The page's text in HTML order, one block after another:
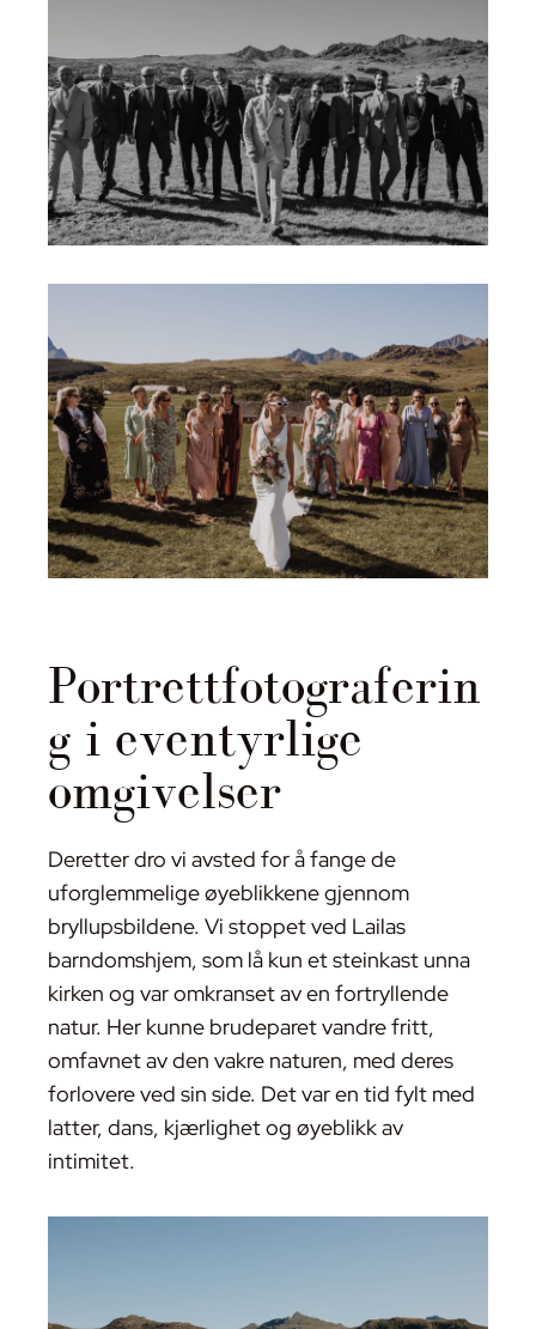
Portrettfotograferin
g i eventyrlige
omgivelser
Deretter dro vi avsted for å fange de
uforglemmelige øyeblikkene gjennom
bryllupsbildene. Vi stoppet ved Lailas
barndomshjem, som lå kun et steinkast unna
kirken og var omkranset av en fortryllende
natur. Her kunne brudeparet vandre fritt,
omfavnet av den vakre naturen, med deres
forlovere ved sin side. Det var en tid fylt med
latter, dans, kjærlighet og øyeblikk av
intimitet.